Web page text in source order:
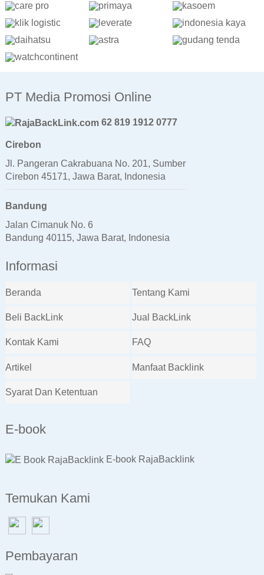
PT Media Promosi Online
62 819 1912 0777
Cirebon
Jl. Pangeran Cakrabuana No. 201, Sumber
Cirebon 45171, Jawa Barat, Indonesia
Bandung
Jalan Cimanuk No. 6
Bandung 40115, Jawa Barat, Indonesia
Informasi
Beranda Tentang Kami
Beli BackLink Jual BackLink
Kontak Kami FAQ
Artikel Manfaat Backlink
Syarat Dan Ketentuan
E-book
E-book RajaBacklink
Temukan Kami
Pembayaran